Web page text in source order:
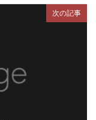
次の記事